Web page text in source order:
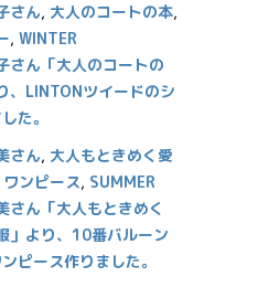
さん, 大人のコートの本,
, WINTER
さん「大人のコートの
、LINTONツイードのシ
た。
さん, 大人もときめく愛
ワンピース, SUMMER
さん「大人もときめく
」より、10番バルーン
ピース作りました。